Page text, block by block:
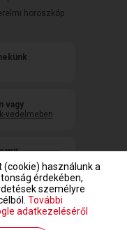
horoszkóp
vagy
vedelmeben
használunk a
érdekében,
személyre
További
adatkezeléséről